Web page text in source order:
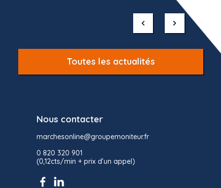
Toutes les actualités
Nous contacter
marchesonline@groupemoniteur.fr
0 820 320 901
(0,12cts/min + prix d’un appel)